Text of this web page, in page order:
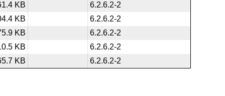
KB
6.2.6.2-2
KB
6.2.6.2-2
KB
6.2.6.2-2
KB
6.2.6.2-2
KB 6.2.6.2-2